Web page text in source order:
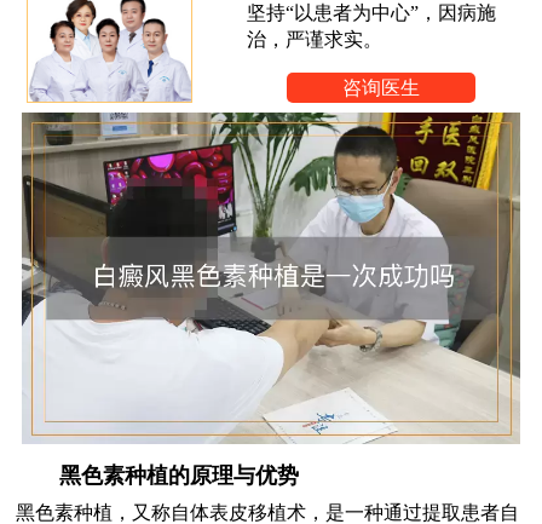
坚持“以患者为中心”，因病施
治，严谨求实。
咨询医生
黑色素种植的原理与优势
黑色素种植，又称自体表皮移植术，是一种通过提取患者自